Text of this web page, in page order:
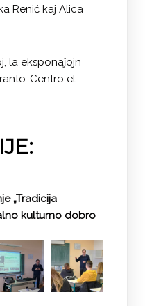
Renić kaj Alica
la eksponaĵojn
Centro el
„Tradicija
kulturno dobro